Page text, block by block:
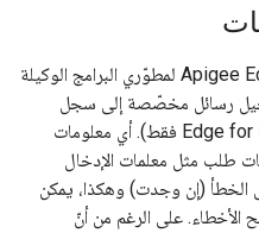
في Apigee Edge لمطوّري البرامج الوكيلة
رسائل مخصّصة إلى سجل
النظام أو إلى القرص (Edge for Private Cloud فقط). أي معلومات
طلب مثل معلمات الإدخال
الخطأ (إن وجدت) وهكذا، يمكن
الأخطاء. على الرغم من أنّ